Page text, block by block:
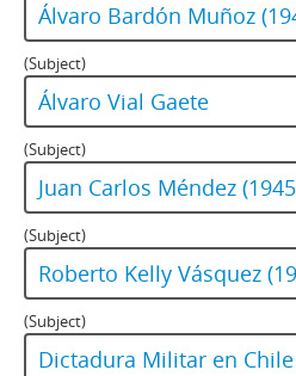
Álvaro Bardón Muñoz
(Subject)
Álvaro Vial Gaete
(Subject)
Juan Carlos Méndez
(Subject)
Roberto Kelly Vásquez
(Subject)
Dictadura Militar en Chile